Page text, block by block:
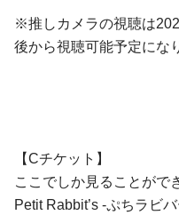
※推しカメラの視聴は
後から視聴可能予定にな
【Cチケット】
ここでしか⾒ることがで
Petit Rabbit’s -ぷちラビ